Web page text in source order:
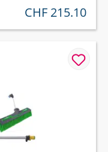
regulärer preis:
CHF 215.10